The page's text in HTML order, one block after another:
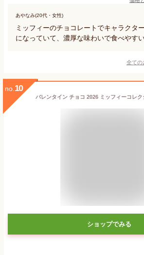
あやなみ(20代・女性)
ミッフィーのチョコレートでキャラクタ
になっていて、濃厚な味わいで食べやす
全ての
no. 10
ショップでみる